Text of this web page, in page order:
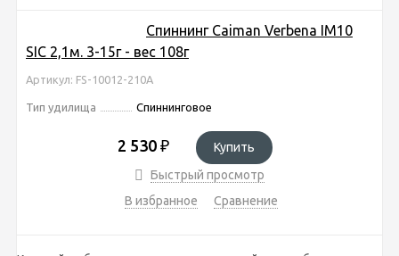
Спиннинг Caiman Verbena IM10
SIC 2,1м. 3-15г - вес 108г
Артикул: FS-10012-210A
Тип удилища Спиннинговое
2 530 ₽
Купить
Быстрый просмотр
В избранное
Сравнение